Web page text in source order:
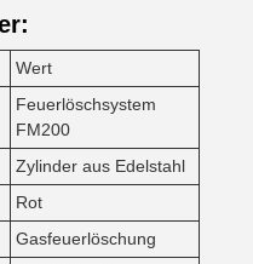
Wert
Feuerlöschsystem
FM200
Zylinder aus Edelstahl
Rot
Gasfeuerlöschung